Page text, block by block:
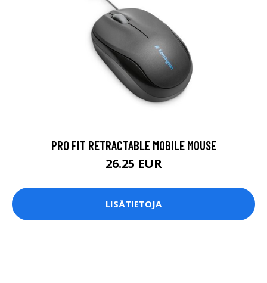
PRO FIT RETRACTABLE MOBILE MOUSE
26.25 EUR
LISÄTIETOJA